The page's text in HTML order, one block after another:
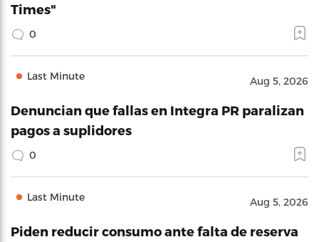
Times"
0
Last Minute Aug 5, 2026
Denuncian que fallas en Integra PR paralizan
pagos a suplidores
0
Last Minute Aug 5, 2026
Piden reducir consumo ante falta de reserva